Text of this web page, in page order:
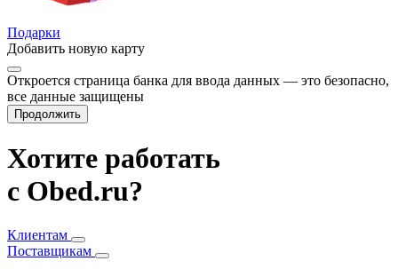
Подарки
Добавить новую карту
Откроется страница банка для ввода данных — это безопасно,
все данные защищены
Продолжить
Хотите работать
с Obed.ru?
Клиентам
Поставщикам